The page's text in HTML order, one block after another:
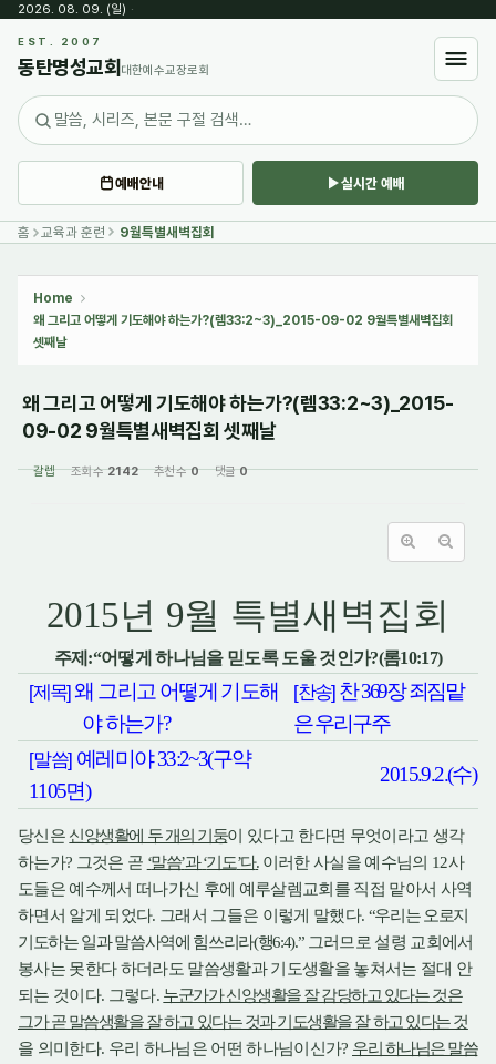
2026. 08. 09. (일) ·
EST. 2007
동탄명성교회 대한예수교장로회
예배안내 실시간 예배
홈 교육과 훈련 9월특별새벽집회
Home
왜 그리고 어떻게 기도해야 하는가?(렘33:2~3)_2015-09-02 9월특별새벽집회
셋째날
왜 그리고 어떻게 기도해야 하는가?(렘33:2~3)_2015-
09-02 9월특별새벽집회 셋째날
갈렙 조회 수2142 추천 수0 댓글0
2015년 9월 특별새벽집회
주제 :“어떻게 하나님을 믿도록 도울 것인가?(롬10:17)
[제목] 왜 그리고 어떻게 기도해
야 하는가?
[찬송] 찬369장 죄짐맡
은 우리구주
[말씀] 예레미야33:2~3(구약
1105면)
2015.9.2.(수)
당신은 신앙생활에 두 개의 기둥이 있다고 한다면 무엇이라고 생각
하는가? 그것은 곧 ‘말씀’과‘기도’다. 이러한 사실을 예수님의 12사
도들은 예수께서 떠나가신 후에 예루살렘교회를 직접 맡아서 사역
하면서 알게 되었다. 그래서 그들은 이렇게 말했다. “우리는 오로지
기도하는 일과 말씀사역에 힘쓰리라(행6:4).” 그러므로 설령 교회에서
봉사는 못한다 하더라도 말씀생활과 기도생활을 놓쳐서는 절대 안
되는 것이다. 그렇다. 누군가가 신앙생활을 잘 감당하고 있다는 것은
그가 곧 말씀생활을 잘 하고 있다는 것과 기도생활을 잘 하고 있다는 것
을 의미한다. 우리 하나님은 어떤 하나님이신가? 우리 하나님은 말씀
Sketchbook5, 스케치북5
Sketchbook5, 스케치북5